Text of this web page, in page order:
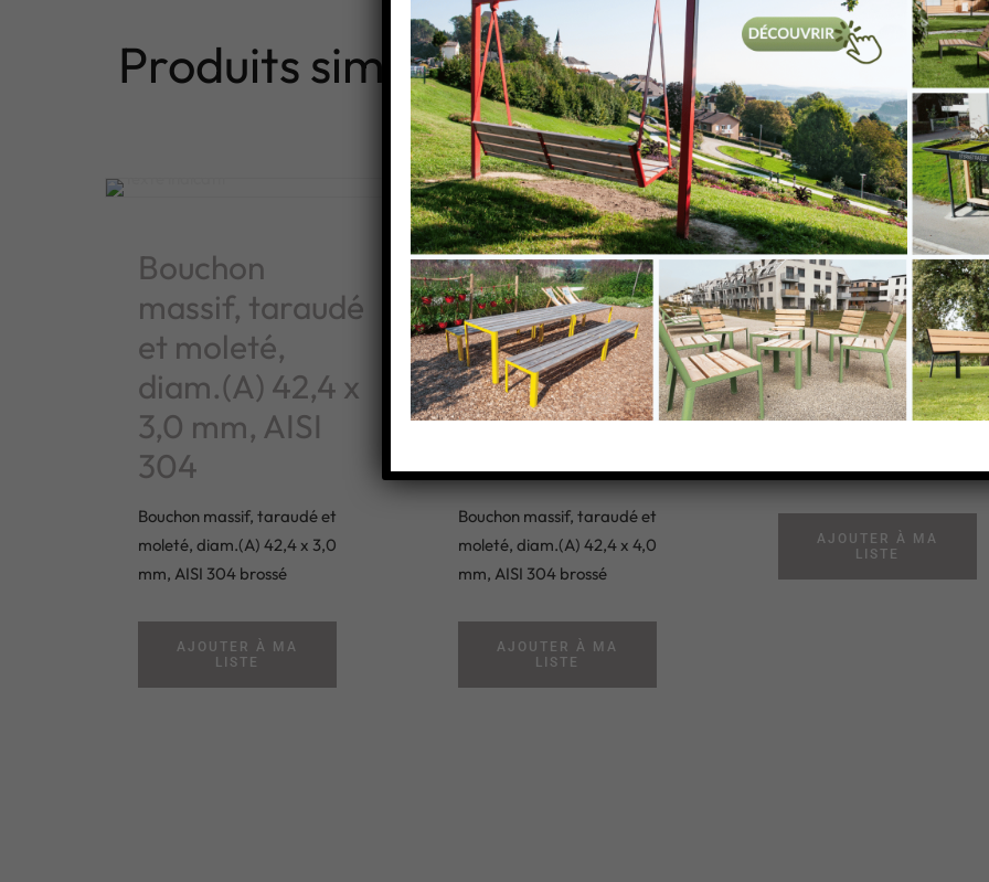
Produits similaires
Bouchon
massif, taraudé
et moleté,
diam.(A) 42,4 x
3,0 mm, AISI
304
Bouchon massif, taraudé et
moleté, diam.(A) 42,4 x 3,0
mm, AISI 304 brossé
AJOUTER À MA
LISTE
Bouchon
massif, taraudé
et moleté,
diam.(A) 42,4 x
4,0 mm, AISI
304
Bouchon massif, taraudé et
moleté, diam.(A) 42,4 x 4,0
mm, AISI 304 brossé
AJOUTER À MA
LISTE
Bouchon
plat, flexible,
dim. (A) 40,0
mm, Acier
AJOUTER À MA
LISTE